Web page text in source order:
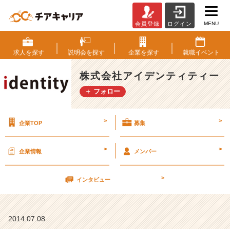
内
定
者
★
歓
迎
╰)
7
月
会員登録 ログイン MENU
求人を探す 説明会を探す 企業を探す 就職イベント
株式会社アイデンティティー
＋ フォロー
企業TOP > 募集 >
企業情報 > メンバー >
インタビュー >
2014.07.08